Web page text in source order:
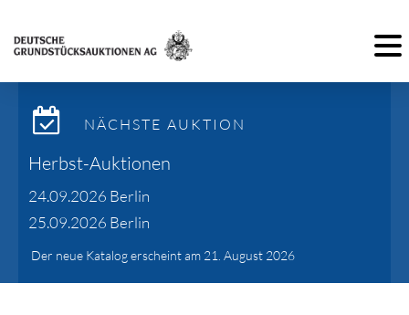
NÄCHSTE AUKTION
Herbst-Auktionen
24.09.2026 Berlin
25.09.2026 Berlin
Der neue Katalog erscheint am 21. August 2026